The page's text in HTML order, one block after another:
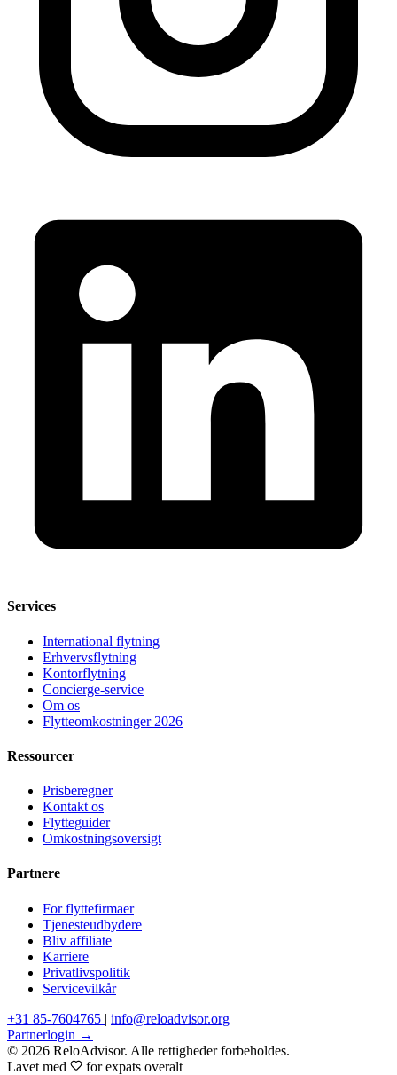
Services
International flytning
Erhvervsflytning
Kontorflytning
Concierge-service
Om os
Flytteomkostninger 2026
Ressourcer
Prisberegner
Kontakt os
Flytteguider
Omkostningsoversigt
Partnere
For flyttefirmaer
Tjenesteudbydere
Bliv affiliate
Karriere
Privatlivspolitik
Servicevilkår
+31 85-7604765 | info@reloadvisor.org
Partnerlogin →
© 2026 ReloAdvisor. Alle rettigheder forbeholdes.
Lavet med
for expats overalt